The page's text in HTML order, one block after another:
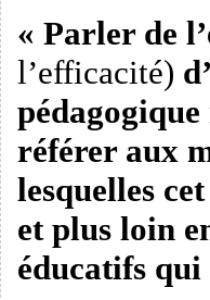
« Parler de
l’efficacité)
pédagogique
référer aux
lesquelles
et plus loin
éducatifs qui